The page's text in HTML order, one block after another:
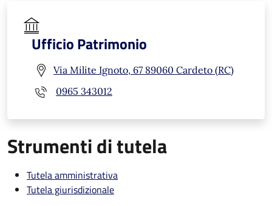
Ufficio Patrimonio
Via Milite Ignoto, 67 89060 Cardeto (RC)
0965 343012
Strumenti di tutela
Tutela amministrativa
Tutela giurisdizionale